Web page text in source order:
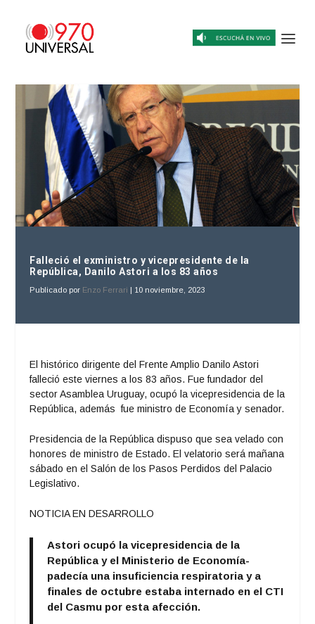
Falleció el exministro y vicepresidente de la
República, Danilo Astori a los 83 años
Publicado por Enzo Ferrari | 10 noviembre, 2023
El histórico dirigente del Frente Amplio Danilo Astori
falleció este viernes a los 83 años. Fue fundador del
sector Asamblea Uruguay, ocupó la vicepresidencia de la
República, además fue ministro de Economía y senador.
Presidencia de la República dispuso que sea velado con
honores de ministro de Estado. El velatorio será mañana
sábado en el Salón de los Pasos Perdidos del Palacio
Legislativo.
NOTICIA EN DESARROLLO
Astori ocupó la vicepresidencia de la
República y el Ministerio de Economía-
padecía una insuficiencia respiratoria y a
finales de octubre estaba internado en el CTI
del Casmu por esta afección.